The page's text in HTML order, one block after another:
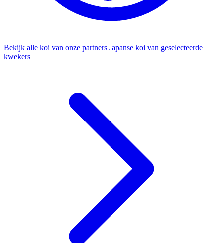
Bekijk alle koi van onze partners Japanse koi van geselecteerde
kwekers